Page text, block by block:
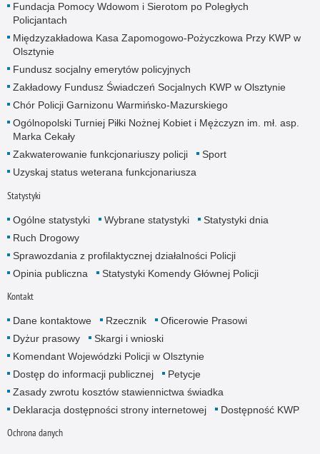
Fundacja Pomocy Wdowom i Sierotom po Poległych
Policjantach
Międzyzakładowa Kasa Zapomogowo-Pożyczkowa Przy KWP w
Olsztynie
Fundusz socjalny emerytów policyjnych
Zakładowy Fundusz Świadczeń Socjalnych KWP w Olsztynie
Chór Policji Garnizonu Warmińsko-Mazurskiego
Ogólnopolski Turniej Piłki Nożnej Kobiet i Mężczyzn im. mł. asp.
Marka Cekały
Zakwaterowanie funkcjonariuszy policji
Sport
Uzyskaj status weterana funkcjonariusza
Statystyki
Ogólne statystyki Wybrane statystyki
Statystyki dnia
Ruch Drogowy
Sprawozdania z profilaktycznej działalności Policji
Opinia publiczna
Statystyki Komendy Głównej Policji
Kontakt
Dane kontaktowe Rzecznik
Oficerowie Prasowi
Dyżur prasowy
Skargi i wnioski
Komendant Wojewódzki Policji w Olsztynie
Dostęp do informacji publicznej
Petycje
Zasady zwrotu kosztów stawiennictwa świadka
Deklaracja dostępności strony internetowej
Dostępność KWP
Ochrona danych